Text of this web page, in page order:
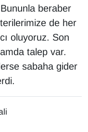
beraber
de her
oluyoruz. Son
talep var.
sabaha gider